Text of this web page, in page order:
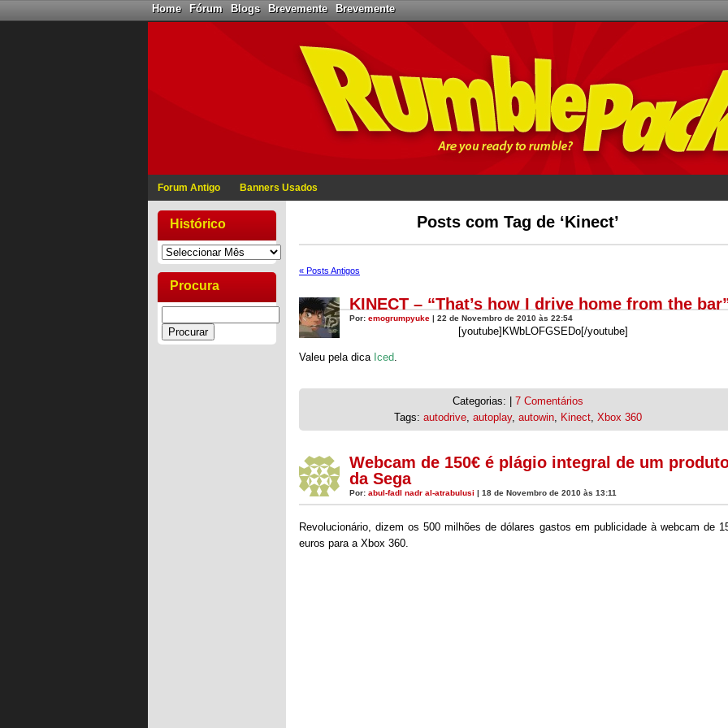
Home Fórum Blogs Brevemente Brevemente
Forum Antigo Banners Usados
Histórico
Procura
Posts com Tag de ‘Kinect’
« Posts Antigos
KINECT – “That’s how I drive home from the
Por: emogrumpyuke | 22 de Novembro de 2010 às 22:54
[youtube]KWbLOFGSEDo[/youtube]
Valeu pela dicaIced.
Categorias: |
7 Comentários
Tags: autodrive, autoplay, autowin, Kinect, Xbox 360
Webcam de 150€ é plágio integral de um
da Sega
Por: abul-fadl nadr al-atrabulusi | 18 de Novembro de 2010 às 13:11
Revolucionário, dizem os 500 milhões de dólares gastos em publicidade à webcam de
euros para a Xbox 360.